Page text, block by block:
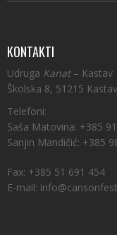
KONTAKTI
Udruga Kanat– Kastav
Školska 8, 51215 Kastav
Telefoni:
Saša Matovina: +385
Sanjin Mandičić: +385
Fax: +385 51 691 454
E-mail: